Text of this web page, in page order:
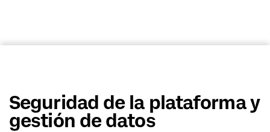
Seguridad de la plataforma y
gestión de datos